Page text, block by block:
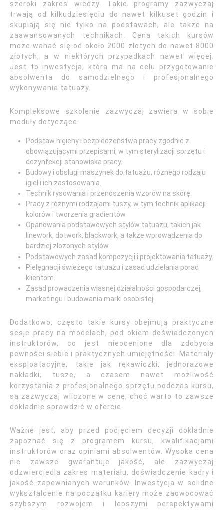
szeroki zakres wiedzy. Takie programy zazwyczaj
trwają od kilkudziesięciu do nawet kilkuset godzin i
skupiają się nie tylko na podstawach, ale także na
zaawansowanych technikach. Cena takich kursów
może wahać się od około 2000 złotych do nawet 8000
złotych, a w niektórych przypadkach nawet więcej.
Jest to inwestycja, która ma na celu przygotowanie
absolwenta do samodzielnego i profesjonalnego
wykonywania tatuaży.
Kompleksowe szkolenie zazwyczaj zawiera w sobie
moduły dotyczące:
Podstaw higieny i bezpieczeństwa pracy zgodnie z
obowiązującymi przepisami, w tym sterylizacji sprzętu i
dezynfekcji stanowiska pracy.
Budowy i obsługi maszynek do tatuażu, różnego rodzaju
igieł i ich zastosowania.
Technik rysowania i przenoszenia wzorów na skórę.
Pracy z różnymi rodzajami tuszy, w tym technik aplikacji
kolorów i tworzenia gradientów.
Opanowania podstawowych stylów tatuażu, takich jak
linework, dotwork, blackwork, a także wprowadzenia do
bardziej złożonych stylów.
Podstawowych zasad kompozycji i projektowania tatuaży.
Pielęgnacji świeżego tatuażu i zasad udzielania porad
klientom.
Zasad prowadzenia własnej działalności gospodarczej,
marketingu i budowania marki osobistej.
Dodatkowo, często takie kursy obejmują praktyczne
sesje pracy na modelach, pod okiem doświadczonych
instruktorów, co jest nieocenione dla zdobycia
pewności siebie i praktycznych umiejętności. Materiały
eksploatacyjne, takie jak rękawiczki, jednorazowe
nakładki, tusze, a czasem nawet możliwość
korzystania z profesjonalnego sprzętu podczas kursu,
są zazwyczaj wliczone w cenę, choć warto to zawsze
dokładnie sprawdzić w ofercie.
Ważne jest, aby przed podjęciem decyzji dokładnie
zapoznać się z programem kursu, kwalifikacjami
instruktorów oraz opiniami absolwentów. Wysoka cena
nie zawsze gwarantuje jakość, ale zazwyczaj
odzwierciedla zakres materiału, doświadczenie kadry i
jakość zapewnianych warunków. Inwestycja w solidne
wykształcenie na początku kariery może zaowocować
szybszym rozwojem i lepszymi perspektywami